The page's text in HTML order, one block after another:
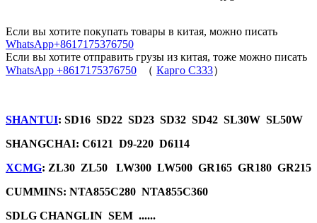
Если вы хотите покупать товары в китая, можно писать
WhatsApp+8617175376750
Если вы хотите отправить грузы из китая, тоже можно писать
WhatsApp +8617175376750 （ Карго C333）
SHANTUI: SD16 SD22 SD23 SD32 SD42 SL30W SL50W
SHANGCHAI: C6121 D9-220 D6114
XCMG: ZL30 ZL50 LW300 LW500 GR165 GR180 GR215
CUMMINS: NTA855C280 NTA855C360
SDLG CHANGLIN SEM ......